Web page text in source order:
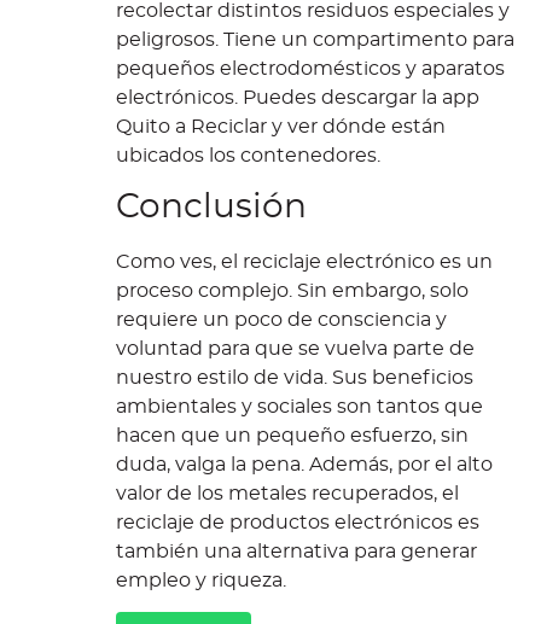
recolectar distintos residuos especiales y
peligrosos. Tiene un compartimento para
pequeños electrodomésticos y aparatos
electrónicos. Puedes descargar la app
Quito a Reciclar y ver dónde están
ubicados los contenedores.
Conclusión
Como ves, el reciclaje electrónico es un
proceso complejo. Sin embargo, solo
requiere un poco de consciencia y
voluntad para que se vuelva parte de
nuestro estilo de vida. Sus beneficios
ambientales y sociales son tantos que
hacen que un pequeño esfuerzo, sin
duda, valga la pena. Además, por el alto
valor de los metales recuperados, el
reciclaje de productos electrónicos es
también una alternativa para generar
empleo y riqueza.